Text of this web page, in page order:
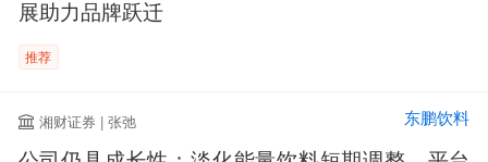
展助力品牌跃迁
推荐
湘财证券 | 张弛 东鹏饮料